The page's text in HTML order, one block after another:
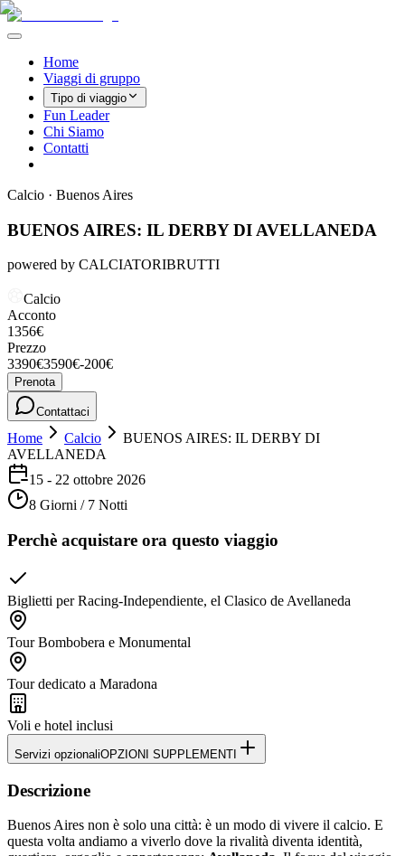
Home
Viaggi di gruppo
Tipo di viaggio
Fun Leader
Chi Siamo
Contatti
Calcio · Buenos Aires
BUENOS AIRES: IL DERBY DI AVELLANEDA
powered by CALCIATORIBRUTTI
Calcio
Acconto
1356€
Prezzo
3390€3590€-200€
Prenota
Contattaci
Home Calcio
BUENOS AIRES: IL DERBY DI
AVELLANEDA
15 - 22 ottobre 2026
8 Giorni / 7 Notti
Perchè acquistare ora questo viaggio
Biglietti per Racing-Independiente, el Clasico de Avellaneda
Tour Bombobera e Monumental
Tour dedicato a Maradona
Voli e hotel inclusi
Servizi opzionaliOPZIONI SUPPLEMENTI
Descrizione
Buenos Aires non è solo una città: è un modo di vivere il calcio. E
questa volta andiamo a viverlo dove la rivalità diventa identità,